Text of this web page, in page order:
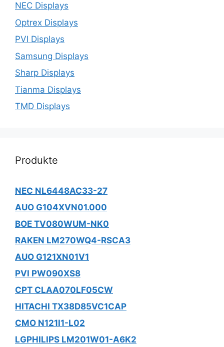
NEC Displays
Optrex Displays
PVI Displays
Samsung Displays
Sharp Displays
Tianma Displays
TMD Displays
Produkte
NEC NL6448AC33-27
AUO G104XVN01.000
BOE TV080WUM-NK0
RAKEN LM270WQ4-RSCA3
AUO G121XN01V1
PVI PW090XS8
CPT CLAA070LF05CW
HITACHI TX38D85VC1CAP
CMO N121I1-L02
LGPHILIPS LM201W01-A6K2